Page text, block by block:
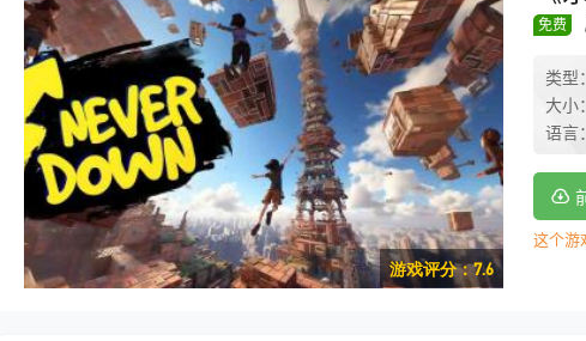
游戏评分：7.6
免费
类型
大小
语言
这个游